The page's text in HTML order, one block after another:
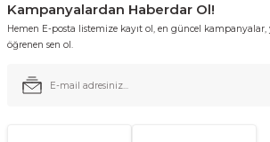
Kampanyalardan Haberdar Ol!
Hemen E-posta listemize kayıt ol, en güncel
öğrenen sen ol.